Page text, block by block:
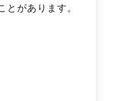
があります。